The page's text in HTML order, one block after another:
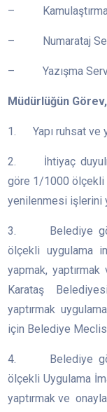
– Kamulaştırma
– Numarataj
– Yazışma
Müdürlüğün
1. Yapı ruhsat ve
2. İhtiyaç
göre 1/1000 ölçekli
yenilenmesi işlerini
3. Belediye
ölçekli uygulama
yapmak,
Karataş
yaptırmak
için Belediye
4. Belediye
ölçekli Uygulama
yaptırmak ve